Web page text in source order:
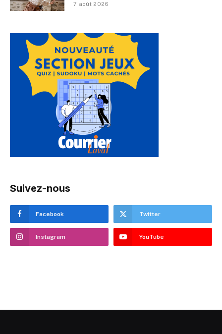
7 août 2026
Suivez-nous
Facebook Twitter
Instagram YouTube